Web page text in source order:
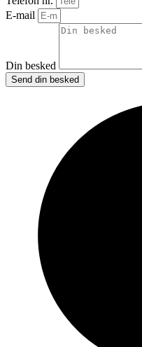
E-mail
Din besked
Send din besked